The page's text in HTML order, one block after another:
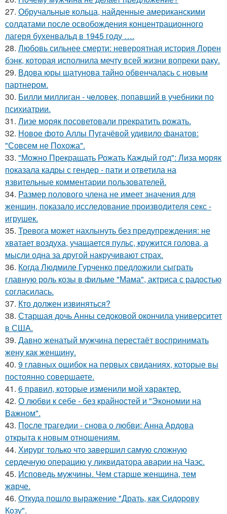
27. Обручальные кольца, найденные американскими
солдатами после освобождения концентрационного
лагеря бухенвальд в 1945 году ….
28. Любовь сильнее смерти: невероятная история Лорен
бэнк, которая исполнила мечту всей жизни вопреки раку.
29. Вдова юры шатунова тайно обвенчалась с новым
партнером.
30. Билли миллиган - чeловек, попавший в учебники по
психиатрии.
31. Лизе моряк посоветовали прекратить рожать.
32. Новое фото Аллы Пугачёвой удивило фанатов:
"Совсем не Похожа".
33. "Можно Прекращать Рожать Каждый год": Лиза моряк
показала кадры с гендер - пати и ответила на
язвительные комментарии пользователей.
34. Размер полового члена не имеет значения для
женщин, показало исследование производителя секс -
игрушек.
35. Тревога может нахлынуть без предупреждения: не
хватает воздуха, учащается пульс, кружится голова, а
мысли одна за другой накручивают страх.
36. Когда Людмиле Гурченко предложили сыграть
главную роль козы в фильме "Мама", актриса с радостью
согласилась.
37. Кто должен извиняться?
38. Старшая дочь Анны седоковой окончила университет
в США.
39. Давно женатый мужчина перестаёт воспринимать
жену как женщину.
40. 9 главных ошибок на первых свиданиях, которые вы
постоянно совершаете.
41. 6 прaвил, которые изменили мой хaрaктер.
42. О любви к себе - без крайностей и "Экономии на
Важном".
43. После трагедии - снова о любви: Анна Ардова
открыта к новым отношениям.
44. Хирург только что завершил самую сложную
сердечную операцию у ликвидатора аварии на Чаэс.
45. Исповедь мужчины. Чeм старше женщина, тем
жaрче.
46. Откуда пошло выражение "Драть, кaк Сидopoву
Кoзу".